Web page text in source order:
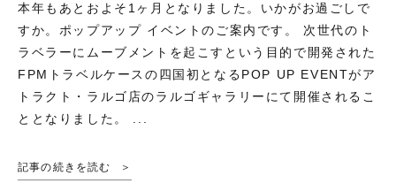
本年もあとおよそ1ヶ月となりました。いかがお過ごしで
すか。ポップアップ イベントのご案内です。 次世代のト
ラベラーにムーブメントを起こすという目的で開発された
FPMトラベルケースの四国初となるPOP UP EVENTがア
トラクト・ラルゴ店のラルゴギャラリーにて開催されるこ
ととなりました。 ...
記事の続きを読む